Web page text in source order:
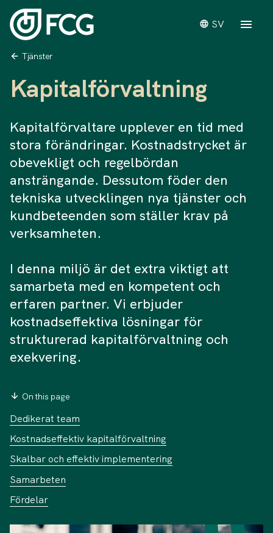
SV
Tjänster
Kapitalförvaltning
Kapitalförvaltare upplever en tid med
stora förändringar. Kostnadstrycket är
obevekligt och regelbördan
ansträngande. Dessutom föder den
tekniska utvecklingen nya tjänster och
kundbeteenden som ställer krav på
verksamheten.
I denna miljö är det extra viktigt att
samarbeta med en kompetent och
erfaren partner. Vi erbjuder
kostnadseffektiva lösningar för
strukturerad kapitalförvaltning och
exekvering.
On this page
Dedikerat team
Kostnadseffektiv kapitalförvaltning
Skalbar och effektiv implementering
Samarbeten
Fördelar